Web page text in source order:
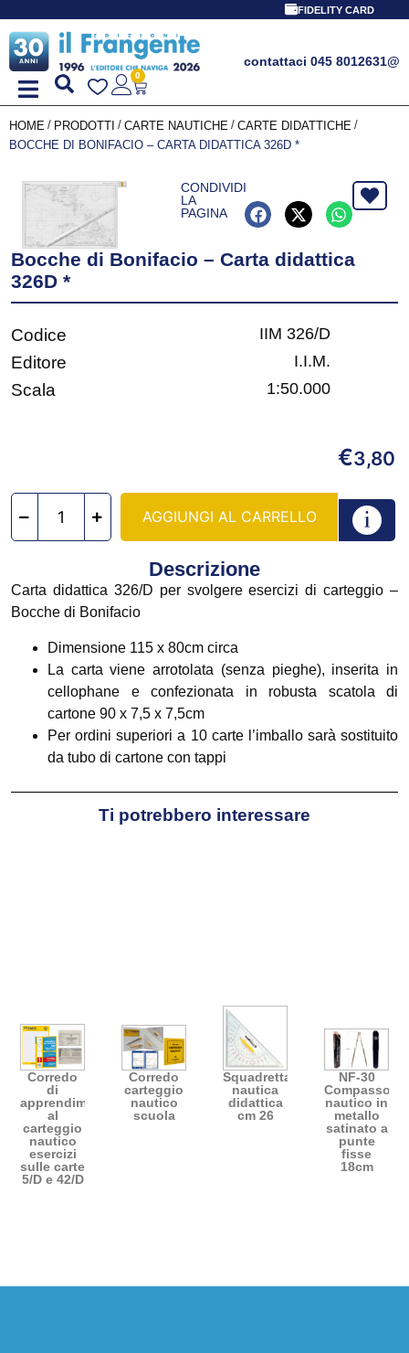
FIDELITY CARD
contattaci 045 8012631@
0
HOME / PRODOTTI / CARTE NAUTICHE / CARTE DIDATTICHE /
BOCCHE DI BONIFACIO – CARTA DIDATTICA 326D *
CONDIVIDI
LA
PAGINA
Bocche di Bonifacio – Carta didattica
326D *
Codice IIM 326/D
Editore I.I.M.
Scala 1:50.000
€3,80
AGGIUNGI AL CARRELLO
Descrizione
Carta didattica 326/D per svolgere esercizi di carteggio –
Bocche di Bonifacio
Dimensione 115 x 80cm circa
La carta viene arrotolata (senza pieghe), inserita in
cellophane e confezionata in robusta scatola di
cartone 90 x 7,5 x 7,5cm
Per ordini superiori a 10 carte l’imballo sarà sostituito
da tubo di cartone con tappi
Ti potrebbero interessare
Corredo
di
apprendimento
al
carteggio
nautico
esercizi
sulle carte
5/D e 42/D
Corredo
carteggio
nautico
scuola
Squadretta
nautica
didattica
cm 26
NF-30
Compasso
nautico in
metallo
satinato a
punte
fisse
18cm